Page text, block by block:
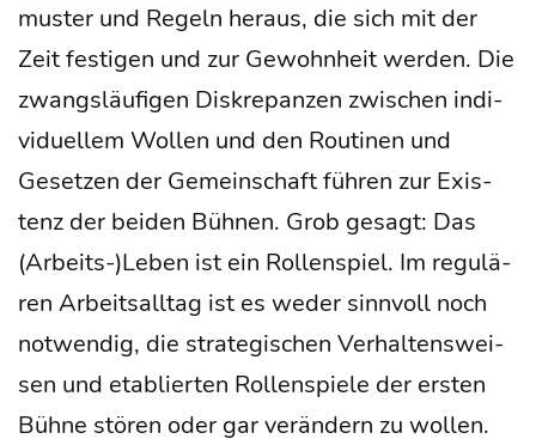
mus­ter und Regeln her­aus, die sich mit der
Zeit fes­ti­gen und zur Gewohn­heit wer­den. Die
zwangs­läu­fi­gen Dis­kre­pan­zen zwi­schen indi­
vi­du­el­lem Wol­len und den Rou­ti­nen und
Geset­zen der Gemein­schaft füh­ren zur Exis­
tenz der bei­den Büh­nen. Grob gesagt: Das
(Arbeits-)Leben ist ein Rol­len­spiel. Im regu­lä­
ren Arbeits­all­tag ist es weder sinn­voll noch
not­wen­dig, die stra­te­gi­schen Ver­hal­tens­wei­
sen und eta­blier­ten Rol­len­spie­le der ers­ten
Büh­ne stö­ren oder gar ver­än­dern zu wol­len.